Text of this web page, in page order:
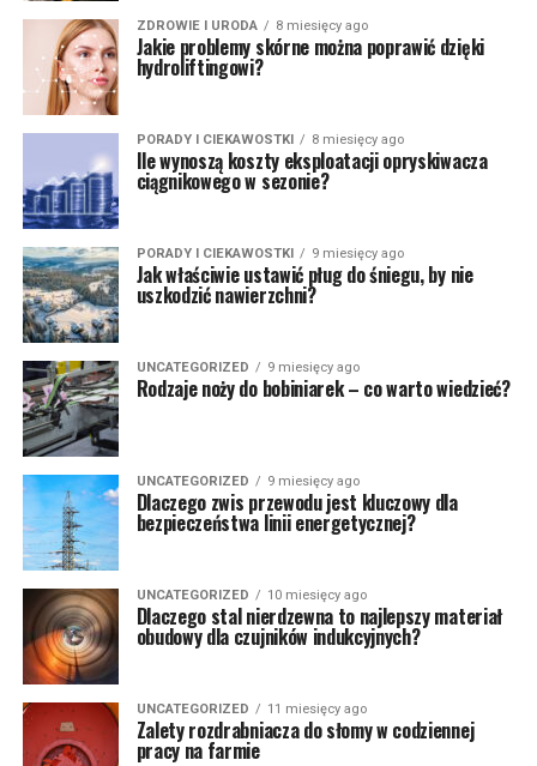
ZDROWIE I URODA 8 miesięcy ago
Jakie problemy skórne można poprawić dzięki
hydroliftingowi?
PORADY I CIEKAWOSTKI 8 miesięcy ago
Ile wynoszą koszty eksploatacji opryskiwacza
ciągnikowego w sezonie?
PORADY I CIEKAWOSTKI 9 miesięcy ago
Jak właściwie ustawić pług do śniegu, by nie
uszkodzić nawierzchni?
UNCATEGORIZED 9 miesięcy ago
Rodzaje noży do bobiniarek – co warto wiedzieć?
UNCATEGORIZED 9 miesięcy ago
Dlaczego zwis przewodu jest kluczowy dla
bezpieczeństwa linii energetycznej?
UNCATEGORIZED 10 miesięcy ago
Dlaczego stal nierdzewna to najlepszy materiał
obudowy dla czujników indukcyjnych?
UNCATEGORIZED 11 miesięcy ago
Zalety rozdrabniacza do słomy w codziennej
pracy na farmie